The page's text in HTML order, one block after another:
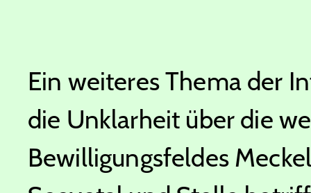
Ein weiteres Thema der
die Unklarheit über die
Bewilligungsfeldes